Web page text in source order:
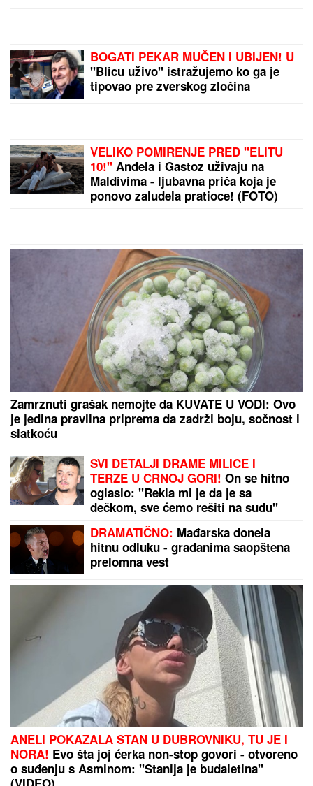
BOGATI PEKAR MUČEN I UBIJEN! U
"Blicu uživo" istražujemo ko ga je
tipovao pre zverskog zločina
VELIKO POMIRENJE PRED "ELITU
10!" Anđela i Gastoz uživaju na
Maldivima - ljubavna priča koja je
ponovo zaludela pratioce! (FOTO)
Zamrznuti grašak nemojte da KUVATE U VODI: Ovo
je jedina pravilna priprema da zadrži boju, sočnost i
slatkoću
SVI DETALJI DRAME MILICE I
TERZE U CRNOJ GORI! On se hitno
oglasio: "Rekla mi je da je sa
dečkom, sve ćemo rešiti na sudu"
DRAMATIČNO: Mađarska donela
hitnu odluku - građanima saopštena
prelomna vest
ANELI POKAZALA STAN U DUBROVNIKU, TU JE I
NORA! Evo šta joj ćerka non-stop govori - otvoreno
o suđenju s Asminom: "Stanija je budaletina"